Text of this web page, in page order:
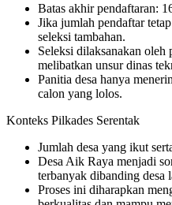
Batas akhir pendaftaran:
Jika jumlah pendaftar
seleksi tambahan.
Seleksi dilaksanakan oleh
melibatkan unsur dinas
Panitia desa hanya
calon yang lolos.
Konteks Pilkades Serentak
Jumlah desa yang ikut
Desa Aik Raya menjadi
terbanyak dibanding desa
Proses ini diharapkan